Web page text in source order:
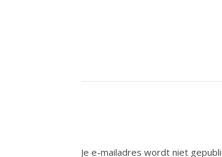
Je e-mailadres wordt niet